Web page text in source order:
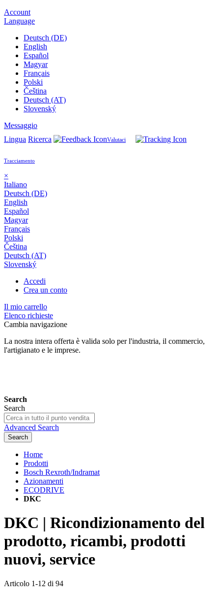
Account
Language
Deutsch (DE)
English
Español
Magyar
Français
Polski
Čeština
Deutsch (AT)
Slovenský
Messaggio
Lingua Ricerca Valutaci
Tracciamento
×
Italiano
Deutsch (DE)
English
Español
Magyar
Français
Polski
Čeština
Deutsch (AT)
Slovenský
Accedi
Crea un conto
Il mio carrello
Elenco richieste
Cambia navigazione
La nostra intera offerta è valida solo per l'industria, il commercio,
l'artigianato e le imprese.
Search
Search
Advanced Search
Search
Home
Prodotti
Bosch Rexroth/Indramat
Azionamenti
ECODRIVE
DKC
DKC | Ricondizionamento del
prodotto, ricambi, prodotti
nuovi, service
Articolo 1-12 di 94